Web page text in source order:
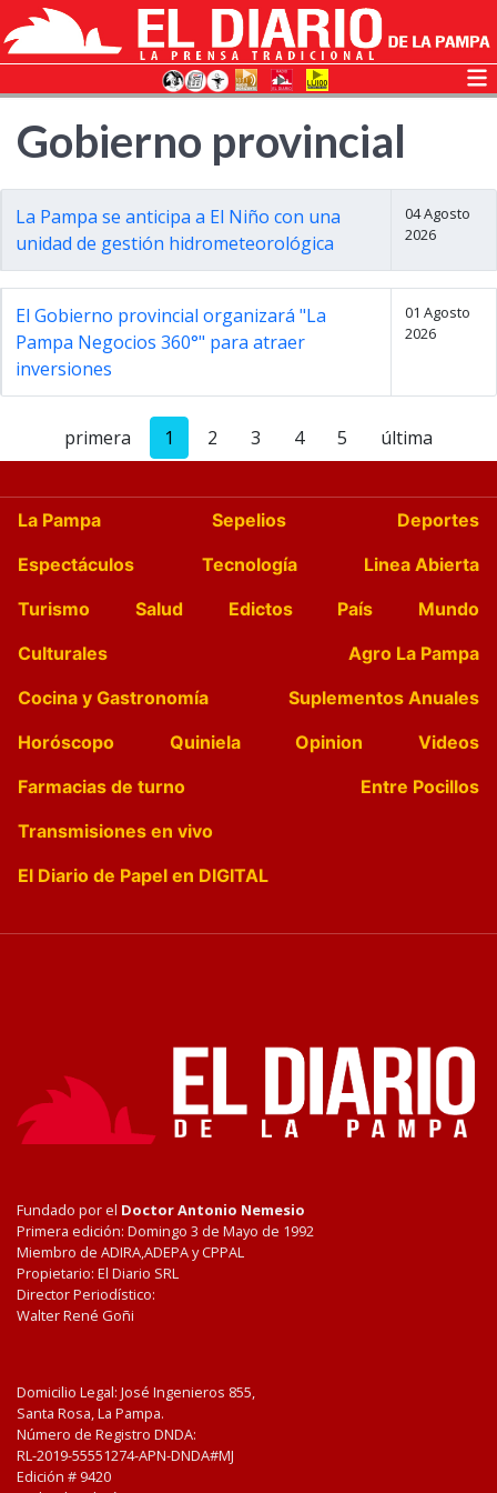
Gobierno provincial
La Pampa se anticipa a El Niño con una
unidad de gestión hidrometeorológica
04 Agosto
2026
El Gobierno provincial organizará "La
Pampa Negocios 360°" para atraer
inversiones
01 Agosto
2026
primera 1 2 3 4 5 última
La Pampa Sepelios
Deportes
Espectáculos
Tecnología
Linea Abierta
Turismo
Salud Edictos País
Mundo
Culturales
Agro La Pampa
Cocina y Gastronomía
Suplementos Anuales
Horóscopo
Quiniela Opinion
Videos
Farmacias de turno
Entre Pocillos
Transmisiones en vivo
El Diario de Papel en DIGITAL
Fundado por el Doctor Antonio Nemesio
Primera edición: Domingo 3 de Mayo de 1992
Miembro de ADIRA,ADEPA y CPPAL
Propietario: El Diario SRL
Director Periodístico:
Walter René Goñi
Domicilio Legal: José Ingenieros 855,
Santa Rosa, La Pampa.
Número de Registro DNDA:
RL-2019-55551274-APN-DNDA#MJ
Edición # 9420